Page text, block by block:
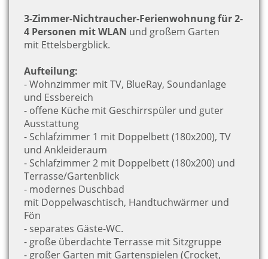
3-Zimmer-Nichtraucher-Ferienwohnung für 2-
4 Personen mit WLAN und großem Garten
mit Ettelsbergblick.
Aufteilung:
- Wohnzimmer mit TV, BlueRay, Soundanlage
und Essbereich
- offene Küche mit Geschirrspüler und guter
Ausstattung
- Schlafzimmer 1 mit Doppelbett (180x200), TV
und Ankleideraum
- Schlafzimmer 2 mit Doppelbett (180x200) und
Terrasse/Gartenblick
- modernes Duschbad
mit Doppelwaschtisch, Handtuchwärmer und
Fön
- separates Gäste-WC.
- große überdachte Terrasse mit Sitzgruppe
- großer Garten mit Gartenspielen (Crocket,